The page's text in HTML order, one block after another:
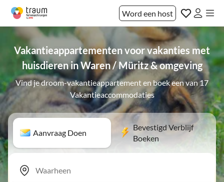
Word een host
Vakantieappartementen voor vakanties met
huisdieren in Waren / Müritz & omgeving
Vind je droom-vakantieappartement en boek een van 17
Vakantieaccommodaties
Aanvraag Doen
Bevestigd Verblijf
Boeken